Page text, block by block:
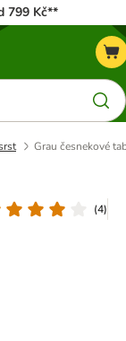
799 Kč**
Grau česnekové
(4)